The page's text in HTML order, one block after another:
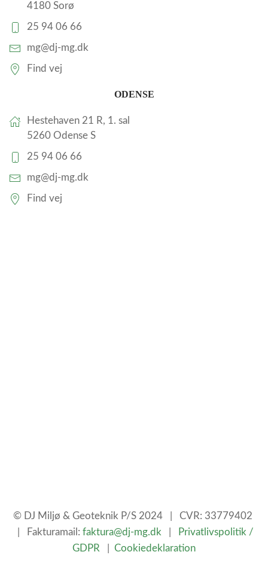
4180 Sorø
25 94 06 66
mg@dj-mg.dk
Find vej
ODENSE
Hestehaven 21 R, 1. sal
5260 Odense S
25 94 06 66
mg@dj-mg.dk
Find vej
© DJ Miljø & Geoteknik P/S 2024 | CVR: 33779402
| Fakturamail: faktura@dj-mg.dk|
Privatlivspolitik /
GDPR
Cookiedeklaration